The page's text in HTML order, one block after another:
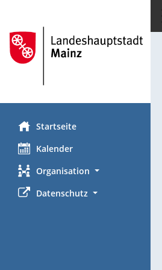
Startseite
Kalender
Organisation
Datenschutz